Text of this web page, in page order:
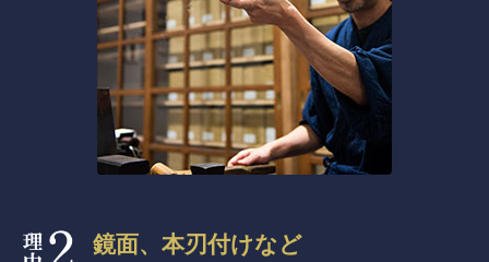
鏡面、本刃付けなど